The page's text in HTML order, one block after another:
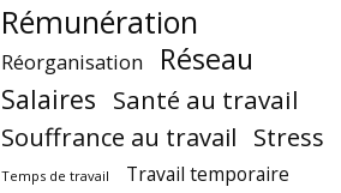
Rémunération
Réorganisation Réseau
Salaires Santé au travail
Souffrance au travail Stress
Temps de travail Travail temporaire